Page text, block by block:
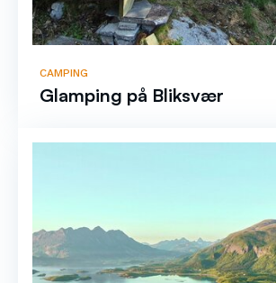
CAMPING
Glamping på Bliksvær